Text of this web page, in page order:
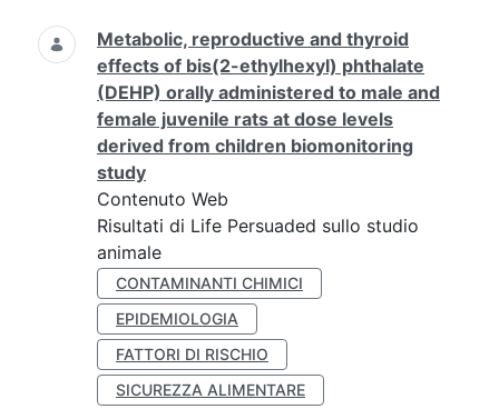
Ricerca
Metabolic, reproductive and thyroid
effects of bis(2-ethylhexyl) phthalate
(DEHP) orally administered to male and
female juvenile rats at dose levels
derived from children biomonitoring
study
Contenuto Web
Risultati di Life Persuaded sullo studio
animale
CONTAMINANTI CHIMICI
EPIDEMIOLOGIA
FATTORI DI RISCHIO
SICUREZZA ALIMENTARE